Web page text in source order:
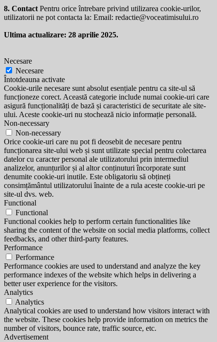
8. Contact Pentru orice întrebare privind utilizarea cookie-urilor,
utilizatorii ne pot contacta la: Email: redactie@voceatimisului.ro
Ultima actualizare: 28 aprilie 2025.
Necesare
Necesare
Întotdeauna activate
Cookie-urile necesare sunt absolut esențiale pentru ca site-ul să
funcționeze corect. Această categorie include numai cookie-uri care
asigură funcționalități de bază și caracteristici de securitate ale site-
ului. Aceste cookie-uri nu stochează nicio informație personală.
Non-necessary
Non-necessary
Orice cookie-uri care nu pot fi deosebit de necesare pentru
funcționarea site-ului web și sunt utilizate special pentru colectarea
datelor cu caracter personal ale utilizatorului prin intermediul
analizelor, anunțurilor și al altor conținuturi încorporate sunt
denumite cookie-uri inutile. Este obligatoriu să obțineți
consimțământul utilizatorului înainte de a rula aceste cookie-uri pe
site-ul dvs. web.
Functional
Functional
Functional cookies help to perform certain functionalities like
sharing the content of the website on social media platforms, collect
feedbacks, and other third-party features.
Performance
Performance
Performance cookies are used to understand and analyze the key
performance indexes of the website which helps in delivering a
better user experience for the visitors.
Analytics
Analytics
Analytical cookies are used to understand how visitors interact with
the website. These cookies help provide information on metrics the
number of visitors, bounce rate, traffic source, etc.
Advertisement